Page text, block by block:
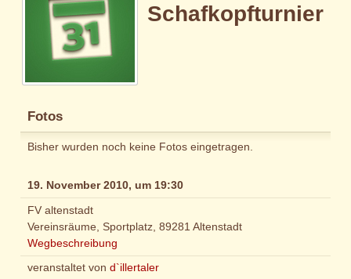
Schafkopfturnier
Fotos
Bisher wurden noch keine Fotos eingetragen.
19. November 2010, um 19:30
FV altenstadt
Vereinsräume, Sportplatz, 89281 Altenstadt
Wegbeschreibung
veranstaltet von d`illertaler